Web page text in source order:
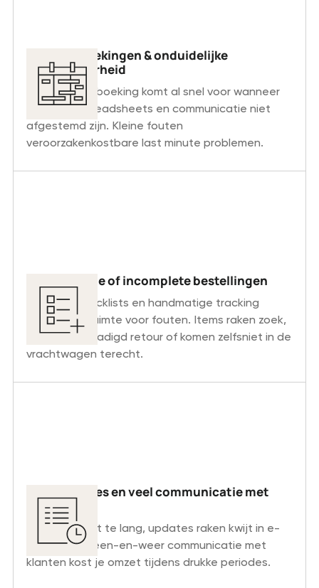
Dubbele boekingen & onduidelijke
beschikbaarheid
Een dubbele boeking komt al snel voor wanneer
agenda's,spreadsheets en communicatie niet
afgestemd zijn. Kleine fouten
veroorzakenkostbare last minute problemen.
Ontbrekende of incomplete bestellingen
Papieren checklists en handmatige tracking
zorgen voorruimte voor fouten. Items raken zoek,
komen beschadigd retour of komen zelfsniet in de
vrachtwagen terecht.
Trage offertes en veel communicatie met
klanten
Offreren duurt te lang, updates raken kwijt in e-
mails en deheen-en-weer communicatie met
klanten kost je omzet tijdens drukke periodes.